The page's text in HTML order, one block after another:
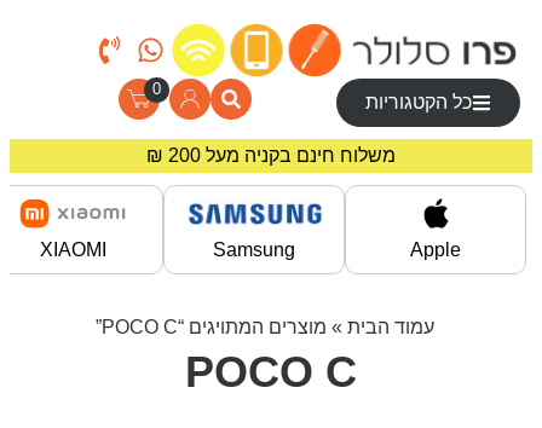
כל הקטגוריות
0
משלוח חינם בקניה מעל 200 ₪
מחירים מיוחדים לרוכשים באתר!
Apple
Samsung
XIAOMI
עמוד הבית » מוצרים המתויגים “POCO C”
POCO C